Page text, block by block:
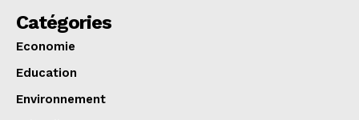
Catégories
Economie
Education
Environnement